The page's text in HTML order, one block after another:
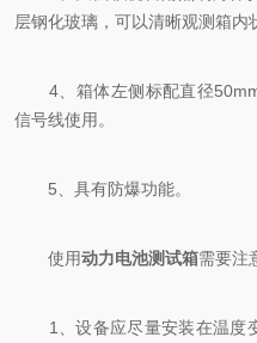
层钢化玻璃，可以清晰观测箱内
4、箱体左侧标配直径50mm
信号线使用。
5、具有防爆功能。
使用动力电池测试箱需要注
1、设备应尽量安装在温度